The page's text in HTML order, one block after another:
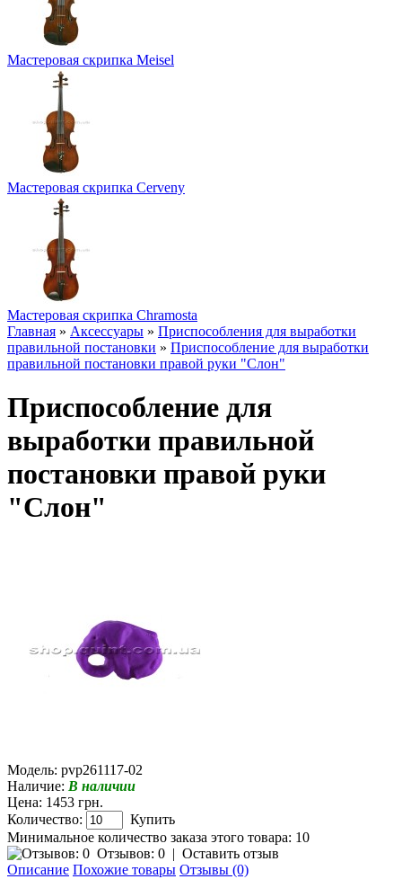
Мастеровая скрипка Meisel
Мастеровая скрипка Cerveny
Мастеровая скрипка Chramosta
Главная » Аксессуары » Приспособления для выработки
правильной постановки » Приспособление для выработки
правильной постановки правой руки "Слон"
Приспособление для
выработки правильной
постановки правой руки
"Слон"
Модель: pvp261117-02
Наличие: В наличии
Цена: 1453 грн.
Количество:
Купить
Минимальное количество заказа этого товара: 10
Отзывов: 0 | Оставить отзыв
Описание Похожие товары Отзывы (0)